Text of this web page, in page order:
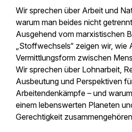
Wir sprechen über Arbeit und
warum man beides nicht
Ausgehend vom marxistischen
„Stoffwechsels“ zeigen wir, wie
Vermittlungsform zwischen
Wir sprechen über Lohnarbeit,
Ausbeutung und Perspektiven
Arbeitendenkämpfe – und
einem lebenswerten Planeten
Gerechtigkeit